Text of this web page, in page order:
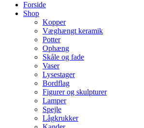
Forside
Shop
Kopper
Væghængt keramik
Potter
Ophæng
Skåle og fade
Vaser
Lysestager
Bordflag
Figurer og skulpturer
Lamper
Spejle
Lågkrukker